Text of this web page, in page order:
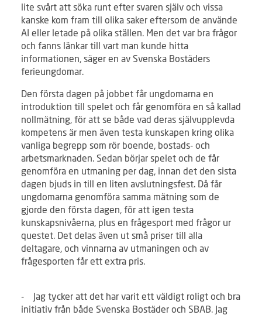
lite svårt att söka runt efter svaren själv och vissa
kanske kom fram till olika saker eftersom de använde
AI eller letade på olika ställen. Men det var bra frågor
och fanns länkar till vart man kunde hitta
informationen, säger en av Svenska Bostäders
ferieungdomar.
Den första dagen på jobbet får ungdomarna en
introduktion till spelet och får genomföra en så kallad
nollmätning, för att se både vad deras självupplevda
kompetens är men även testa kunskapen kring olika
vanliga begrepp som rör boende, bostads- och
arbetsmarknaden. Sedan börjar spelet och de får
genomföra en utmaning per dag, innan det den sista
dagen bjuds in till en liten avslutningsfest. Då får
ungdomarna genomföra samma mätning som de
gjorde den första dagen, för att igen testa
kunskapsnivåerna, plus en frågesport med frågor ur
questet. Det delas även ut små priser till alla
deltagare, och vinnarna av utmaningen och av
frågesporten får ett extra pris.
- Jag tycker att det har varit ett väldigt roligt och bra
initiativ från både Svenska Bostäder och SBAB. Jag